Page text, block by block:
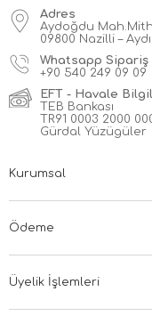
Adres
Aydoğdu
09800 Nazilli –
Whatsapp Sipariş
+90 540 249 09 09
EFT - Havale
TEB Bankası
TR91 0003 2000
Gürdal Yüzügüler
Kurumsal
Ödeme
Üyelik İşlemleri